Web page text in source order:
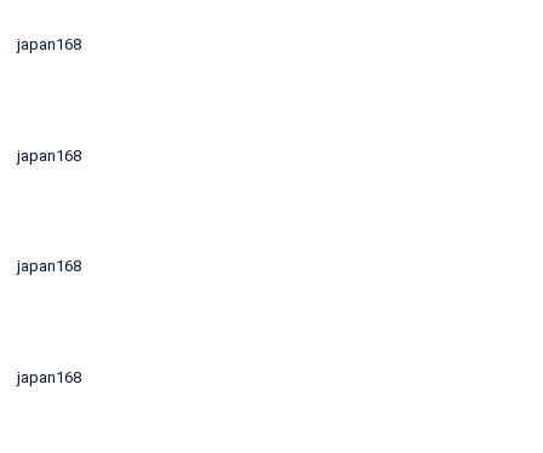
japan168
japan168
japan168
japan168